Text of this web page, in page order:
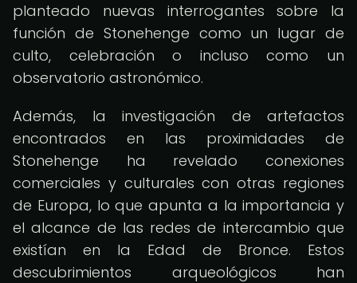
planteado nuevas interrogantes sobre la
función de Stonehenge como un lugar de
culto, celebración o incluso como un
observatorio astronómico.
Además, la investigación de artefactos
encontrados en las proximidades de
Stonehenge ha revelado conexiones
comerciales y culturales con otras regiones
de Europa, lo que apunta a la importancia y
el alcance de las redes de intercambio que
existían en la Edad de Bronce. Estos
descubrimientos arqueológicos han